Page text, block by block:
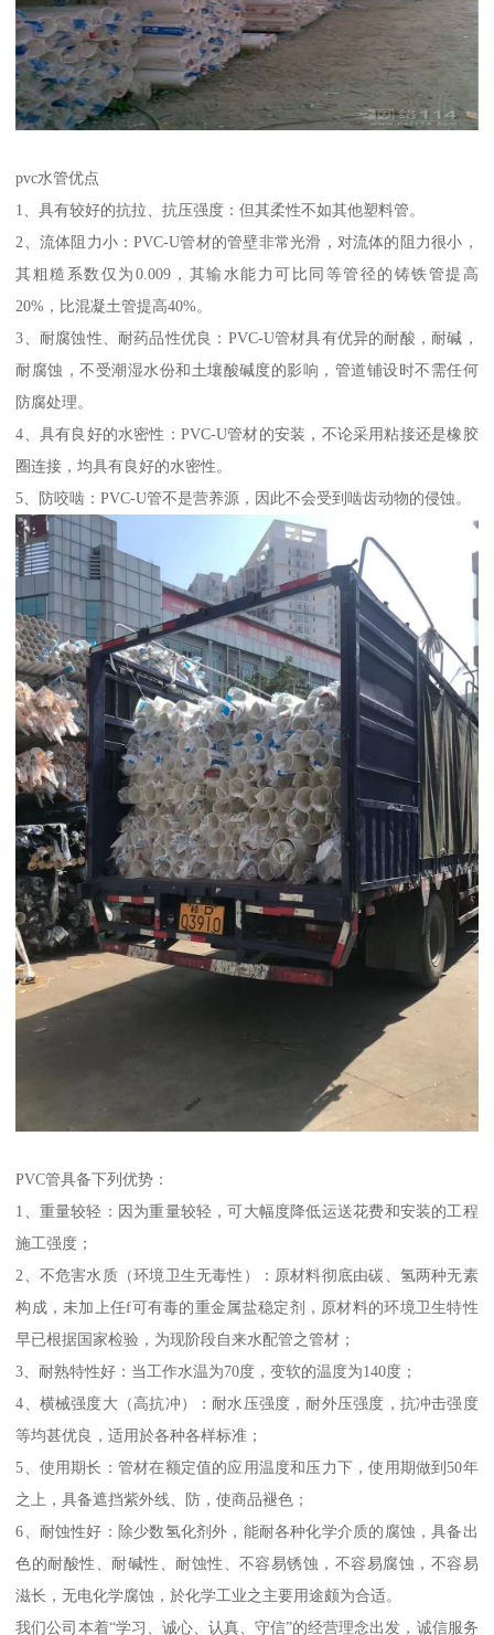
pvc水管优点
1、具有较好的抗拉、抗压强度：但其柔性不如其他塑料管。
2、流体阻力小：PVC-U管材的管壁非常光滑，对流体的阻力很小，
其粗糙系数仅为0.009，其输水能力可比同等管径的铸铁管提高
20%，比混凝土管提高40%。
3、耐腐蚀性、耐药品性优良：PVC-U管材具有优异的耐酸，耐碱，
耐腐蚀，不受潮湿水份和土壤酸碱度的影响，管道铺设时不需任何
防腐处理。
4、具有良好的水密性：PVC-U管材的安装，不论采用粘接还是橡胶
圈连接，均具有良好的水密性。
5、防咬啮：PVC-U管不是营养源，因此不会受到啮齿动物的侵蚀。
PVC管具备下列优势：
1、重量较轻：因为重量较轻，可大幅度降低运送花费和安装的工程
施工强度；
2、不危害水质（环境卫生无毒性）：原材料彻底由碳、氢两种无素
构成，未加上任f可有毒的重金属盐稳定剂，原材料的环境卫生特性
早已根据国家检验，为现阶段自来水配管之管材；
3、耐熟特性好：当工作水温为70度，变软的温度为140度；
4、横械强度大（高抗冲）：耐水压强度，耐外压强度，抗冲击强度
等均甚优良，适用於各种各样标准；
5、使用期长：管材在额定值的应用温度和压力下，使用期做到50年
之上，具备遮挡紫外线、防，使商品褪色；
6、耐蚀性好：除少数氢化剂外，能耐各种化学介质的腐蚀，具备出
色的耐酸性、耐碱性、耐蚀性、不容易锈蚀，不容易腐蚀，不容易
滋长，无电化学腐蚀，於化学工业之主要用途颇为合适。
我们公司本着“学习、诚心、认真、守信”的经营理念出发，诚信服务